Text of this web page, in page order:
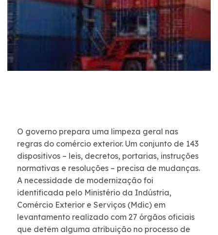
O governo prepara uma limpeza geral nas
regras do comércio exterior. Um conjunto de 143
dispositivos – leis, decretos, portarias, instruções
normativas e resoluções – precisa de mudanças.
A necessidade de modernização foi
identificada pelo Ministério da Indústria,
Comércio Exterior e Serviços (Mdic) em
levantamento realizado com 27 órgãos oficiais
que detêm alguma atribuição no processo de